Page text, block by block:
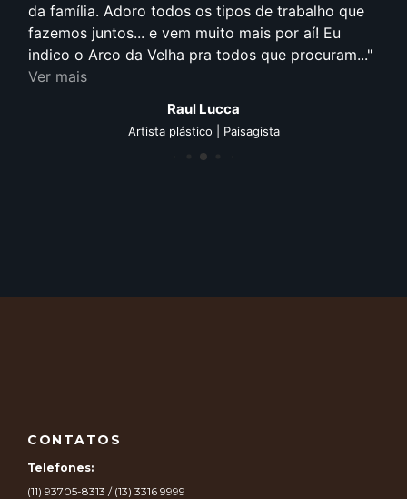
da família. Adoro todos os tipos de trabalho que
fazemos juntos... e vem muito mais por aí! Eu
indico o Arco da Velha pra todos que procuram...
Ver mais
Raul Lucca
Artista plástico | Paisagista
CONTATOS
Telefones:
(11) 93705-8313 / (13) 3316 9999